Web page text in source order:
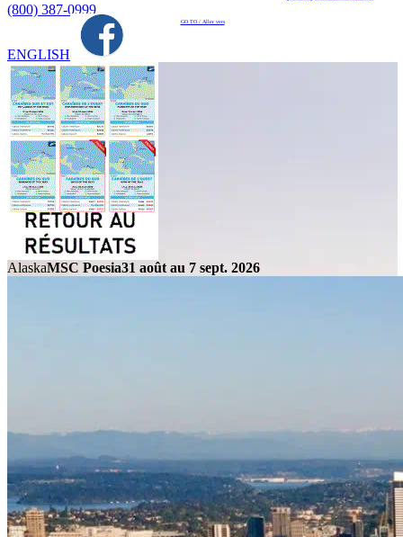
(800) 387-0999
GO TO / Aller vers
ENGLISH
AlaskaMSC Poesia31 août au 7 sept. 2026